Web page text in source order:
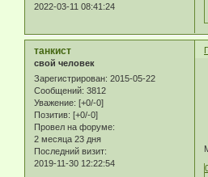
2022-03-11 08:41:24
танкист
свой человек
Зарегистрирован: 2015-05-22
Сообщений: 3812
Уважение: [+0/-0]
Позитив: [+0/-0]
Провел на форуме:
2 месяца 23 дня
Последний визит:
2019-11-30 12:22:54